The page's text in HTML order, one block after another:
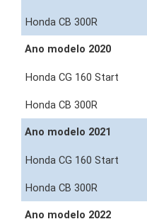
Ano modelo 2020
Ano modelo 2021
Ano modelo 2022